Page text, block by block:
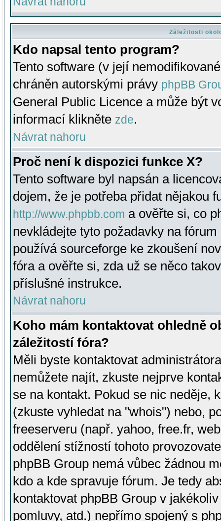
Záležitosti
Kdo napsal tento program?
Tento software (v její
chráněn autorskými právy phpBB
General Public Licence a může být
informací klikněte zde.
Návrat nahoru
Proč není k dispozici funkce X?
Tento software byl napsán a
dojem, že je potřeba přidat nějakou
http://www.phpbb.com a ověřte si, co
nevkládejte tyto požadavky na
používá sourceforge ke zkoušení
fóra a ověřte si, zda už se něco
příslušné instrukce.
Návrat nahoru
Koho mám kontaktovat ohledně
záležitostí fóra?
Měli byste kontaktovat
nemůžete najít, zkuste nejprve
se na kontakt. Pokud se nic neděje,
(zkuste vyhledat na "whois") nebo,
freeserveru (např. yahoo, free.fr,
oddělení stížností tohoto
phpBB Group nemá vůbec žádnou
kdo a kde spravuje fórum. Je tedy
kontaktovat phpBB Group v
pomluvy, atd.) nepřímo spojený s